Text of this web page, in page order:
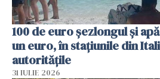
100 de euro șezlongul și
un euro, în stațiunile din
autoritățile
31 IULIE 2026